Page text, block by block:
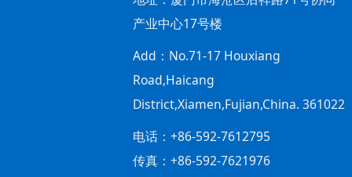
产业中心17号楼
Add： No.71-17 Houxiang
Road,Haicang
District,Xiamen,Fujian,China. 361022
电话：+86-592-7612795
传真：+86-592-7621976